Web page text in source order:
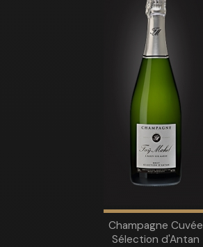
Champagne Cuvée
Sélection d'Antan